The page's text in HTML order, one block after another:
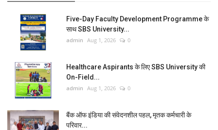
Five-Day Faculty Development Programme के
साथ SBS University...
admin Aug 1, 2026 0
Healthcare Aspirants के लिए SBS University की
On-Field...
admin Aug 1, 2026 0
बैंक ऑफ इंडिया की संवेदनशील पहल, मृतक कर्मचारी के
परिवार...